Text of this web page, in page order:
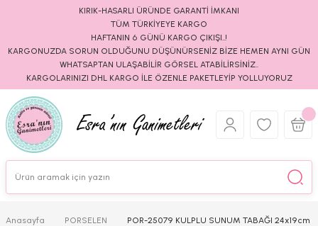
KIRIK-HASARLI ÜRÜNDE GARANTİ İMKANI
TÜM TÜRKİYEYE KARGO
HAFTANIN 6 GÜNÜ KARGO ÇIKIŞI..!
KARGONUZDA SORUN OLDUĞUNU DÜŞÜNÜRSENİZ BİZE HEMEN AYNI GÜN
WHATSAPTAN ULAŞABİLİR GÖRSEL ATABİLİRSİNİZ..
KARGOLARINIZI DHL KARGO İLE ÖZENLE PAKETLEYİP YOLLUYORUZ
Anasayfa PORSELEN POR-25079 KULPLU SUNUM TABAĞI 24x19cm